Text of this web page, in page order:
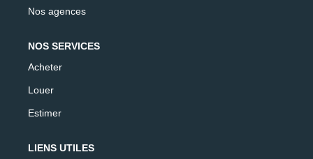
Nos agences
NOS SERVICES
Acheter
Louer
Estimer
LIENS UTILES